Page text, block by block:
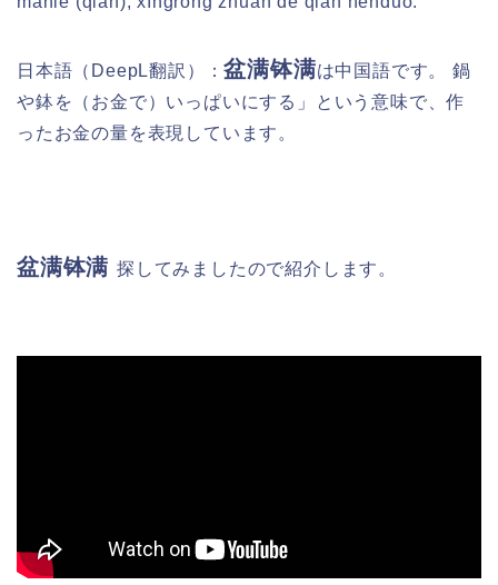
日本語（DeepL翻訳）：盆满钵满は中国語です。 鍋
や鉢を（お金で）いっぱいにする」という意味で、作
ったお金の量を表現しています。
盆满钵满 探してみましたので紹介します。